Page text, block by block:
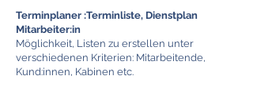
Terminplaner :Terminliste, Dienstplan
Mitarbeiter:in
Möglichkeit, Listen zu erstellen unter
verschiedenen Kriterien: Mitarbeitende,
Kund:innen, Kabinen etc.